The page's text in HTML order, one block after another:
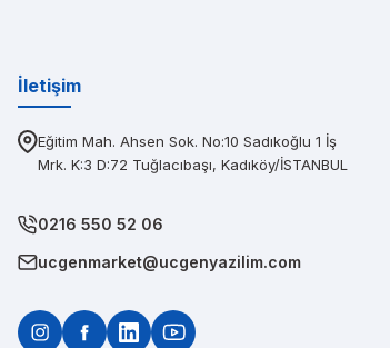
İletişim
Eğitim Mah. Ahsen Sok. No:10 Sadıkoğlu 1 İş
Mrk. K:3 D:72 Tuğlacıbaşı, Kadıköy/İSTANBUL
0216 550 52 06
ucgenmarket@ucgenyazilim.com